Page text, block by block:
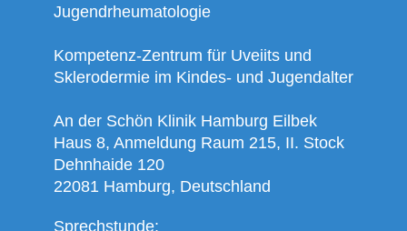
Jugendrheumatologie
Kompetenz-Zentrum für Uveiits und
Sklerodermie im Kindes- und Jugendalter
An der Schön Klinik Hamburg Eilbek
Haus 8, Anmeldung Raum 215, II. Stock
Dehnhaide 120
22081 Hamburg, Deutschland
Sprechstunde: